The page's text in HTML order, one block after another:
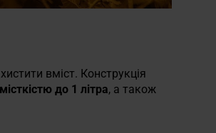
вміст. Конструкція
до 1 літра, а також